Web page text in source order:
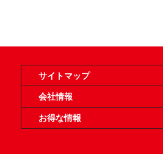
サイトマップ
オンラインショップ
買取
記事
選手一覧
デッキ検索
デッキ構築
イベント・大会
店舗のご案内
お問い合わせ
ヘルプ
FAQ
会社情報
利用規約
スタッフ募集
特定商取引法表示
個人情報保護方針
企業情報
お得な情報